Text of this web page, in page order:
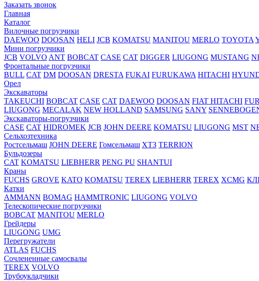
Заказать звонок
Главная
Каталог
Вилочные погрузчики
DAEWOO DOOSAN HELI JCB KOMATSU MANITOU MERLO TOYOTA
Мини погрузчики
JCB VOLVO ANT BOBCAT CASE CAT DIGGER LIUGONG MUSTANG
Фронтальные погрузчики
BULL CAT DM DOOSAN DRESTA FUKAI FURUKAWA HITACHI
Орел
Экскаваторы
TAKEUCHI BOBCAT CASE CAT DAEWOO DOOSAN FIAT HITACHI
LIUGONG MECALAK NEW HOLLAND SAMSUNG SANY
Экскаваторы-погрузчики
CASE CAT HIDROМEK JCB JOHN DEERE KOMATSU LIUGONG MST
Сельхозтехника
Ростсельмаш JOHN DEERE Гомсельмаш ХТЗ TERRION
Бульдозеры
CAT KOMATSU LIEBHERR PENG PU SHANTUI
Краны
FUCHS GROVE KATO KOMATSU TEREX LIEBHERR TEREX XCMG
Катки
AMMANN BOMAG HAMMTRONIC LIUGONG VOLVO
Телескопические погрузчики
BOBCAT MANITOU MERLO
Грейдеры
LIUGONG UMG
Перегружатели
ATLAS FUCHS
Сочлененные самосвалы
TEREX VOLVO
Трубоукладчики